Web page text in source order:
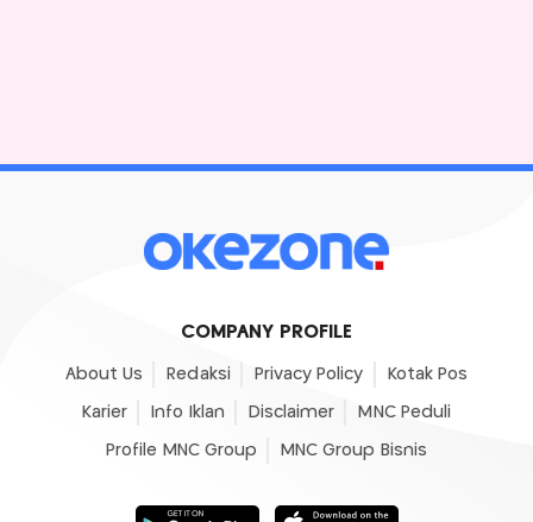
COMPANY PROFILE
About Us Redaksi Privacy Policy Kotak Pos
Karier Info Iklan Disclaimer MNC Peduli
Profile MNC Group MNC Group Bisnis